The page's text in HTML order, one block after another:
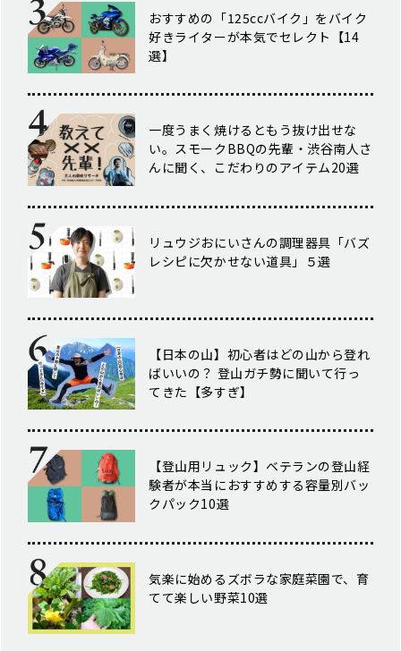
おすすめの「125ccバイク」をバイク
好きライターが本気でセレクト【14
選】
一度うまく焼けるともう抜け出せな
い。スモークBBQの先輩・渋谷南人さ
んに聞く、こだわりのアイテム20選
リュウジおにいさんの調理器具「バズ
レシピに欠かせない道具」５選
【日本の山】初心者はどの山から登れ
ばいいの？ 登山ガチ勢に聞いて行っ
てきた【多すぎ】
【登山用リュック】ベテランの登山経
験者が本当におすすめする容量別バッ
クパック10選
気楽に始めるズボラな家庭菜園で、育
てて楽しい野菜10選